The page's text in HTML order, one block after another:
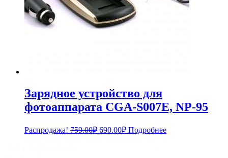
Зарядное устройство для
фотоаппарата CGA-S007E, NP-95
Распродажа! 759.00₽ Первоначальная
690.00₽Текущая
цена:
Подробнее